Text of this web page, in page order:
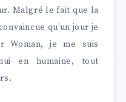
Malgré le fait que la
qu’un jour je
Woman, je me suis
en humaine, tout